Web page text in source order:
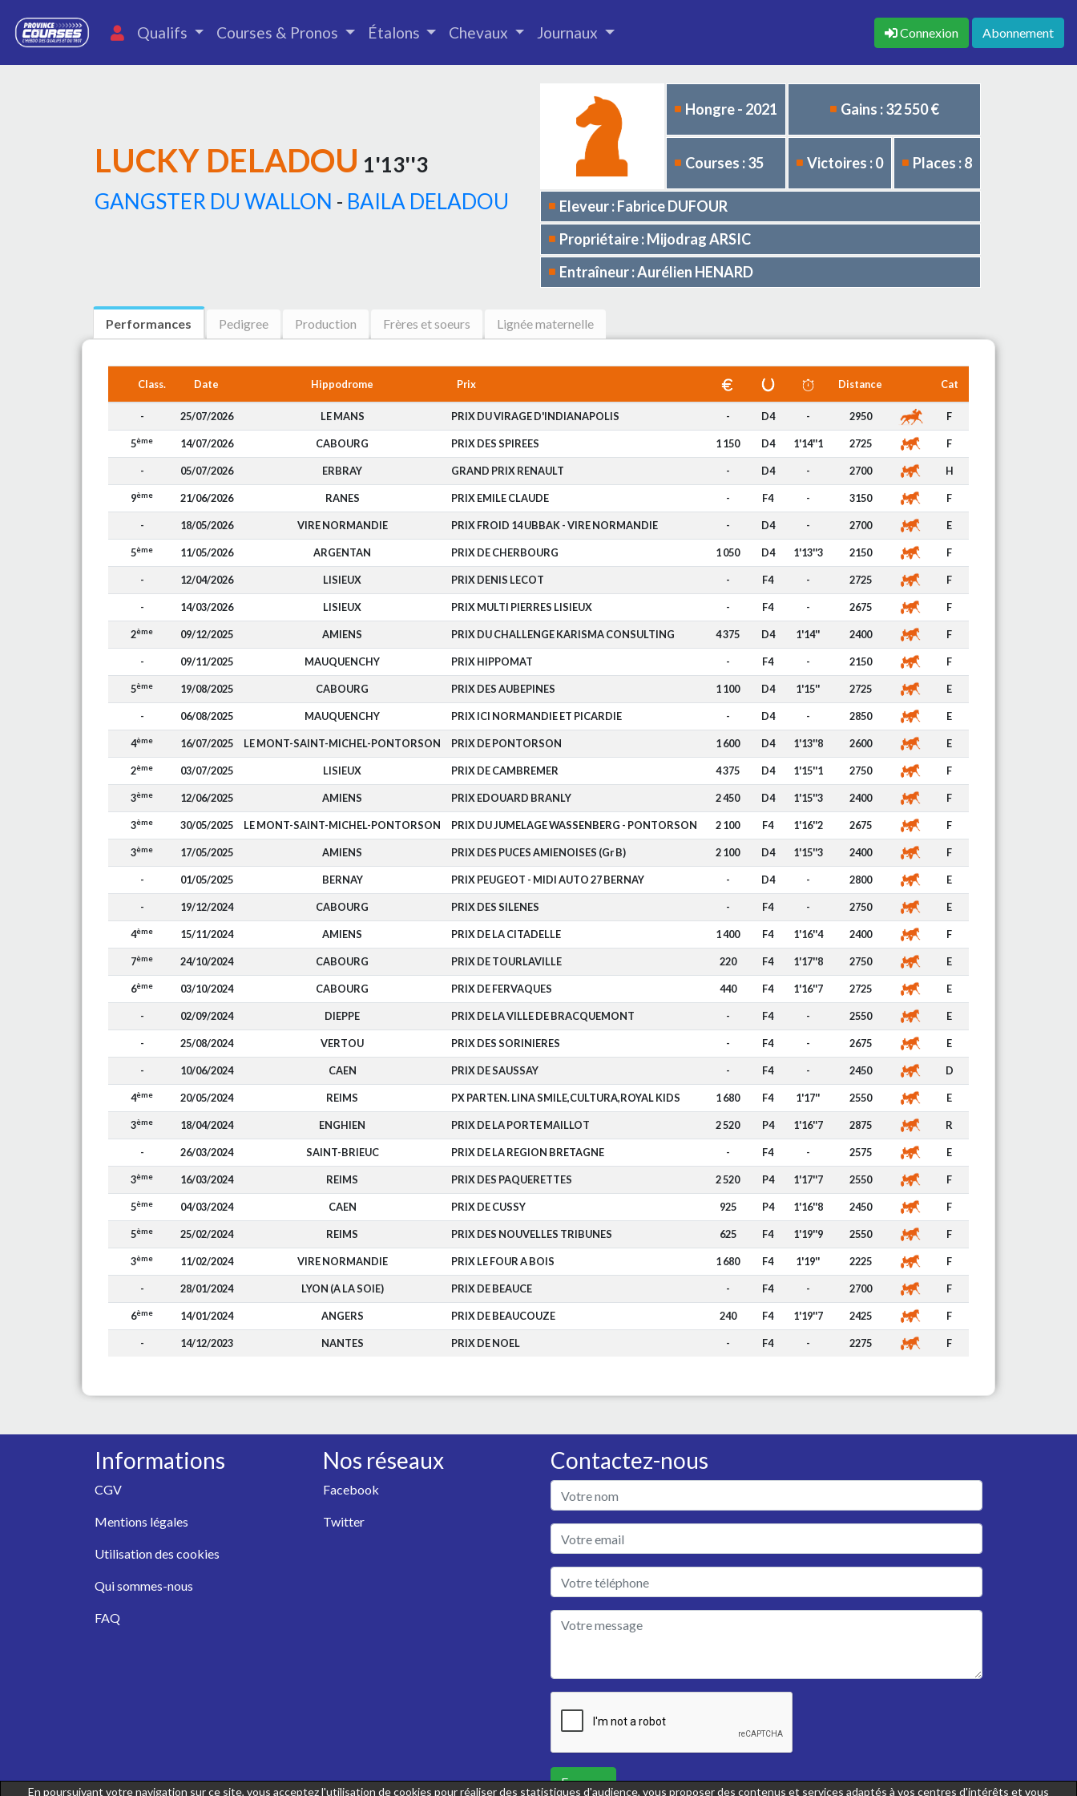
Qualifs Courses & Pronos Étalons Chevaux Journaux Connexion Abonnement
LUCKY DELADOU 1'13''3
GANGSTER DU WALLON - BAILA DELADOU
Hongre - 2021 Gains : 32 550 €
Courses : 35 Victoires : 0 Places : 8
Eleveur : Fabrice DUFOUR
Propriétaire : Mijodrag ARSIC
Entraîneur : Aurélien HENARD
Performances Pedigree Production Frères et soeurs Lignée maternelle
Class. Date Hippodrome Prix Distance Cat
- 25/07/2026 LE MANS PRIX DU VIRAGE D'INDIANAPOLIS - D4 - 2950 F
5ème 14/07/2026 CABOURG PRIX DES SPIREES 1 150 D4 1'14''1 2725 F
- 05/07/2026 ERBRAY GRAND PRIX RENAULT - D4 - 2700 H
9ème 21/06/2026 RANES PRIX EMILE CLAUDE - F4 - 3150 F
- 18/05/2026 VIRE NORMANDIE PRIX FROID 14 UBBAK - VIRE NORMANDIE - D4 - 2700 E
5ème 11/05/2026 ARGENTAN PRIX DE CHERBOURG 1 050 D4 1'13''3 2150 F
- 12/04/2026 LISIEUX PRIX DENIS LECOT - F4 - 2725 F
- 14/03/2026 LISIEUX PRIX MULTI PIERRES LISIEUX - F4 - 2675 F
2ème 09/12/2025 AMIENS PRIX DU CHALLENGE KARISMA CONSULTING 4 375 D4 1'14'' 2400 F
- 09/11/2025 MAUQUENCHY PRIX HIPPOMAT - F4 - 2150 F
5ème 19/08/2025 CABOURG PRIX DES AUBEPINES 1 100 D4 1'15'' 2725 E
- 06/08/2025 MAUQUENCHY PRIX ICI NORMANDIE ET PICARDIE - D4 - 2850 E
4ème 16/07/2025 LE MONT-SAINT-MICHEL-PONTORSON PRIX DE PONTORSON 1 600 D4 1'13''8 2600 E
2ème 03/07/2025 LISIEUX PRIX DE CAMBREMER 4 375 D4 1'15''1 2750 F
3ème 12/06/2025 AMIENS PRIX EDOUARD BRANLY 2 450 D4 1'15''3 2400 F
3ème 30/05/2025 LE MONT-SAINT-MICHEL-PONTORSON PRIX DU JUMELAGE WASSENBERG - PONTORSON 2 100 F4 1'16''2 2675 F
3ème 17/05/2025 AMIENS PRIX DES PUCES AMIENOISES (Gr B) 2 100 D4 1'15''3 2400 F
- 01/05/2025 BERNAY PRIX PEUGEOT - MIDI AUTO 27 BERNAY - D4 - 2800 E
- 19/12/2024 CABOURG PRIX DES SILENES - F4 - 2750 E
4ème 15/11/2024 AMIENS PRIX DE LA CITADELLE 1 400 F4 1'16''4 2400 F
7ème 24/10/2024 CABOURG PRIX DE TOURLAVILLE 220 F4 1'17''8 2750 E
6ème 03/10/2024 CABOURG PRIX DE FERVAQUES 440 F4 1'16''7 2725 E
- 02/09/2024 DIEPPE PRIX DE LA VILLE DE BRACQUEMONT - F4 - 2550 E
- 25/08/2024 VERTOU PRIX DES SORINIERES - F4 - 2675 E
- 10/06/2024 CAEN PRIX DE SAUSSAY - F4 - 2450 D
4ème 20/05/2024 REIMS PX PARTEN. LINA SMILE,CULTURA,ROYAL KIDS 1 680 F4 1'17'' 2550 E
3ème 18/04/2024 ENGHIEN PRIX DE LA PORTE MAILLOT 2 520 P4 1'16''7 2875 R
- 26/03/2024 SAINT-BRIEUC PRIX DE LA REGION BRETAGNE - F4 - 2575 E
3ème 16/03/2024 REIMS PRIX DES PAQUERETTES 2 520 P4 1'17''7 2550 F
5ème 04/03/2024 CAEN PRIX DE CUSSY 925 P4 1'16''8 2450 F
5ème 25/02/2024 REIMS PRIX DES NOUVELLES TRIBUNES 625 F4 1'19''9 2550 F
3ème 11/02/2024 VIRE NORMANDIE PRIX LE FOUR A BOIS 1 680 F4 1'19'' 2225 F
- 28/01/2024 LYON (A LA SOIE) PRIX DE BEAUCE - F4 - 2700 F
6ème 14/01/2024 ANGERS PRIX DE BEAUCOUZE 240 F4 1'19''7 2425 F
- 14/12/2023 NANTES PRIX DE NOEL - F4 - 2275 F
Informations
CGV
Mentions légales
Utilisation des cookies
Qui sommes-nous
FAQ
Nos réseaux
Facebook
Twitter
Contactez-nous
Envoyer
En poursuivant votre navigation sur ce site, vous acceptez l'utilisation de cookies pour réaliser des statistiques d'audience, vous proposer des contenus et services adaptés à vos centres d'intérêts et vous